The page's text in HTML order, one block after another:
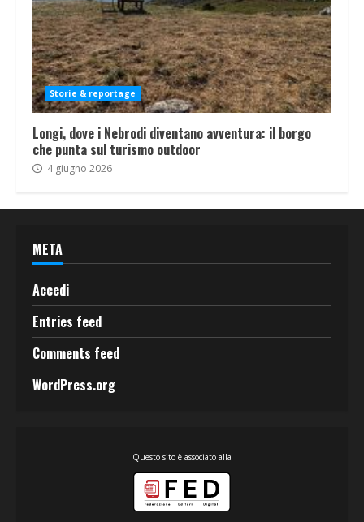
Storie & reportage
Longi, dove i Nebrodi diventano avventura: il borgo
che punta sul turismo outdoor
4 giugno 2026
META
Accedi
Entries feed
Comments feed
WordPress.org
Questo sito è associato alla